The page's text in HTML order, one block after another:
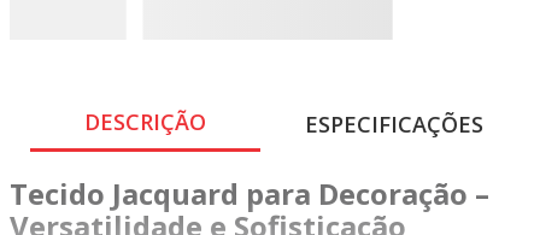
DESCRIÇÃO ESPECIFICAÇÕES
Tecido Jacquard para Decoração –
Versatilidade e Sofisticação